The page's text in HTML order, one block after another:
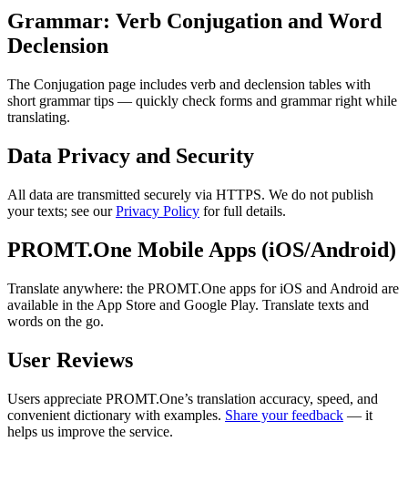
Grammar: Verb Conjugation and Word
Declension
The Conjugation page includes verb and declension tables with
short grammar tips — quickly check forms and grammar right while
translating.
Data Privacy and Security
All data are transmitted securely via HTTPS. We do not publish
your texts; see ourPrivacy Policy for full details.
PROMT.One Mobile Apps (iOS/Android)
Translate anywhere: the PROMT.One apps for iOS and Android are
available in the App Store and Google Play. Translate texts and
words on the go.
User Reviews
Users appreciate PROMT.One’s translation accuracy, speed, and
convenient dictionary with examples. Share your feedback — it
helps us improve the service.